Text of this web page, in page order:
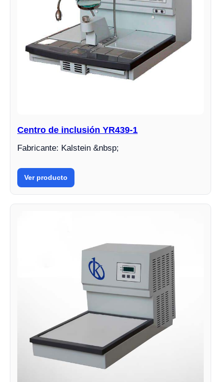
Centro de inclusión YR439-1
Fabricante: Kalstein &nbsp;
Ver producto